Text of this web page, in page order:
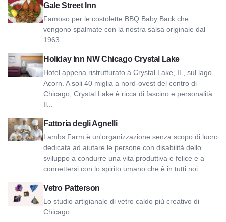
Gale Street Inn
Famoso per le costolette BBQ Baby Back che
vengono spalmate con la nostra salsa originale dal
1963.
Visualizza Gale Street Inn
Holiday Inn NW Chicago Crystal Lake
Hotel appena ristrutturato a Crystal Lake, IL, sul lago
Acorn. A soli 40 miglia a nord-ovest del centro di
Chicago, Crystal Lake è ricca di fascino e personalità.
Il...
Vista Holiday Inn NW Chicago Crystal Lake
Fattoria degli Agnelli
Lambs Farm è un'organizzazione senza scopo di lucro
dedicata ad aiutare le persone con disabilità dello
sviluppo a condurre una vita produttiva e felice e a
connettersi con lo spirito umano che è in tutti noi.
Vedi Fattoria degli agnelli
Vetro Patterson
Lo studio artigianale di vetro caldo più creativo di
Chicago.
Visualizza il vetro Patterson